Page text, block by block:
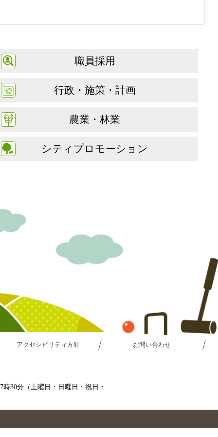
職員採用
行政・施策・計画
農業・林業
シティプロモーション
アクセシビリティ方針 お問い合わせ
時30分（土曜日・日曜日・祝日・